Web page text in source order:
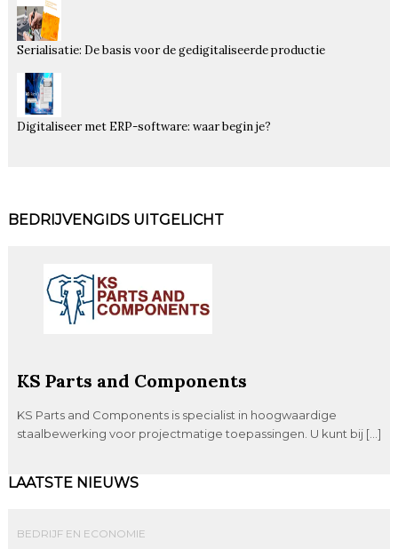
Serialisatie: De basis voor de gedigitaliseerde productie
Digitaliseer met ERP-software: waar begin je?
BEDRIJVENGIDS UITGELICHT
KS Parts and Components
KS Parts and Components is specialist in hoogwaardige
staalbewerking voor projectmatige toepassingen. U kunt bij […]
LAATSTE NIEUWS
BEDRIJF EN ECONOMIE